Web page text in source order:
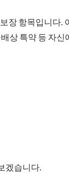
장 항목입니다.
상 특약 등 자
겠습니다.